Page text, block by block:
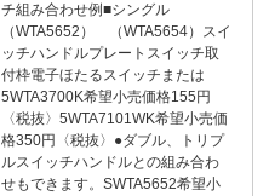
チ組み合わせ例■シングル
（WTA5652） （WTA5654）スイ
ッチハンドルプレートスイッチ取
付枠電子ほたるスイッチまたは
5WTA3700K希望小売価格155円
〈税抜〉5WTA7101WK希望小売価
格350円〈税抜〉●ダブル、トリプ
ルスイッチハンドルとの組み合わ
せもできます。SWTA5652希望小